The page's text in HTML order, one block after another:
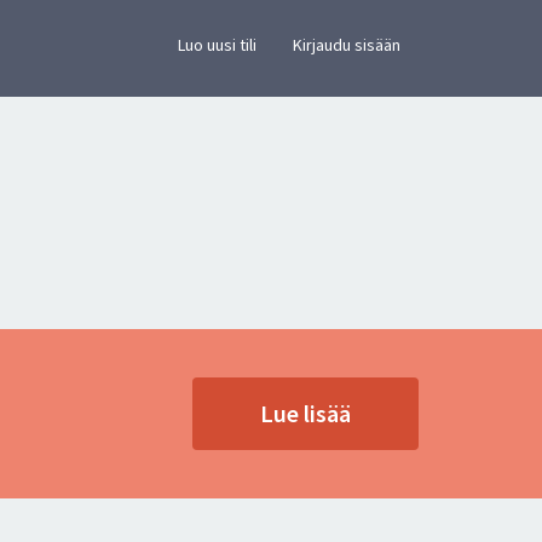
Luo uusi tili Kirjaudu sisään
Lue lisää